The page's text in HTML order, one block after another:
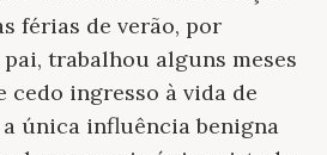
férias de verão, por
trabalhou alguns meses
cedo ingresso à vida de
única influência benigna